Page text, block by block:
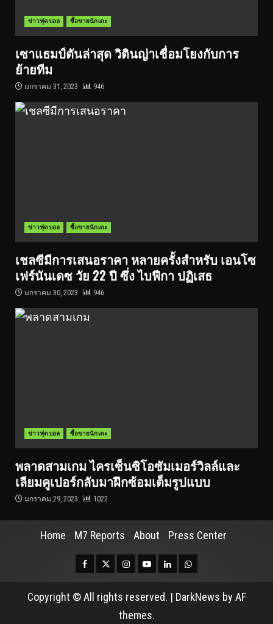
ข่าวฟุตบอล ซื้อขายนักเตะ
เซาแธมป์ตันล่าสุด วิตินญ่าเชื่อมโยงกับการ
ย้ายทีม
มกราคม 31, 2023 946
ข่าวฟุตบอล ซื้อขายนักเตะ
เชลซีมีการเสนอราคา หลายครั้งสำหรับ เอนโซ
เฟร์นันเดซ วัย 22 ปี ซึ่ง ไบฟีกา ปฏิเสธ
มกราคม 30, 2023 946
ข่าวฟุตบอล ซื้อขายนักเตะ
พลาดสามเกม ไครเซ็นซิโอซัมเมอร์วิลล์และ
เลียมคูเปอร์กลับมาฝึกซ้อมเต็มรูปแบบ
มกราคม 29, 2023 1022
Home M7 Reports About Press Center
Facebook
TwitterInstagram
YoutubeLinkedinWhatsapp
Copyright © All rights reserved. | DarkNews by AF
themes.